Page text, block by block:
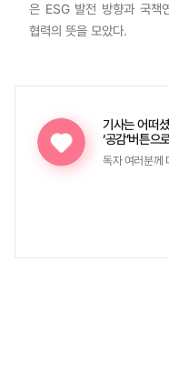
은 ESG 발전 방향과 국책
협력의 뜻을 모았다.
기사는 어떠
‘공감’버튼으
독자 여러분께